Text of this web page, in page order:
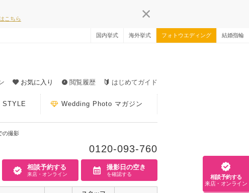
こちら
国内挙式 海外挙式 フォトウエディング 結婚指輪
お気に入り 閲覧履歴 はじめてガイド
STYLE Wedding Photo マガジン
の撮影
0120-093-760
相談予約する
来店・オンライン
撮影日の空き
を確認する
相談予約する
来店・オンライン